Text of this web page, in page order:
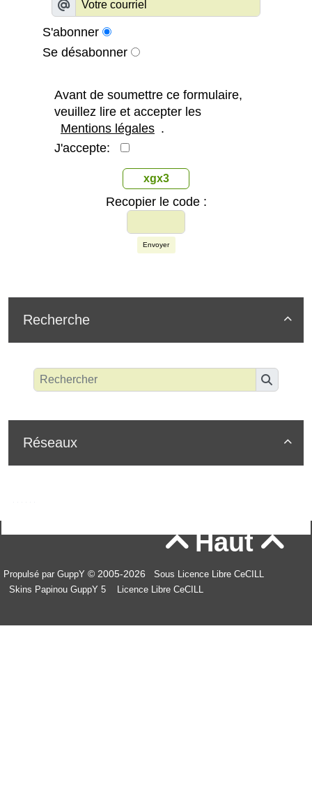
S'abonner
Se désabonner
Avant de soumettre ce formulaire,
veuillez lire et accepter les
Mentions légales .
J'accepte:
xgx3
Recopier le code :
Envoyer

Recherche

Réseaux
Haut
Propulsé par GuppY © 2005-2026
Sous Licence Libre CeCILL
Skins Papinou GuppY 5
Licence Libre CeCILL